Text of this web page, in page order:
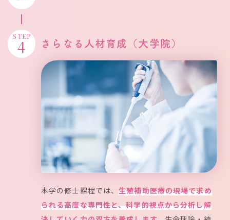
STEP
4 さらなる人材育成（大学院）
本学の修士課程では、生殖補助医療の現場で求め
られる高度な専門性と、科学的視点から分析し解